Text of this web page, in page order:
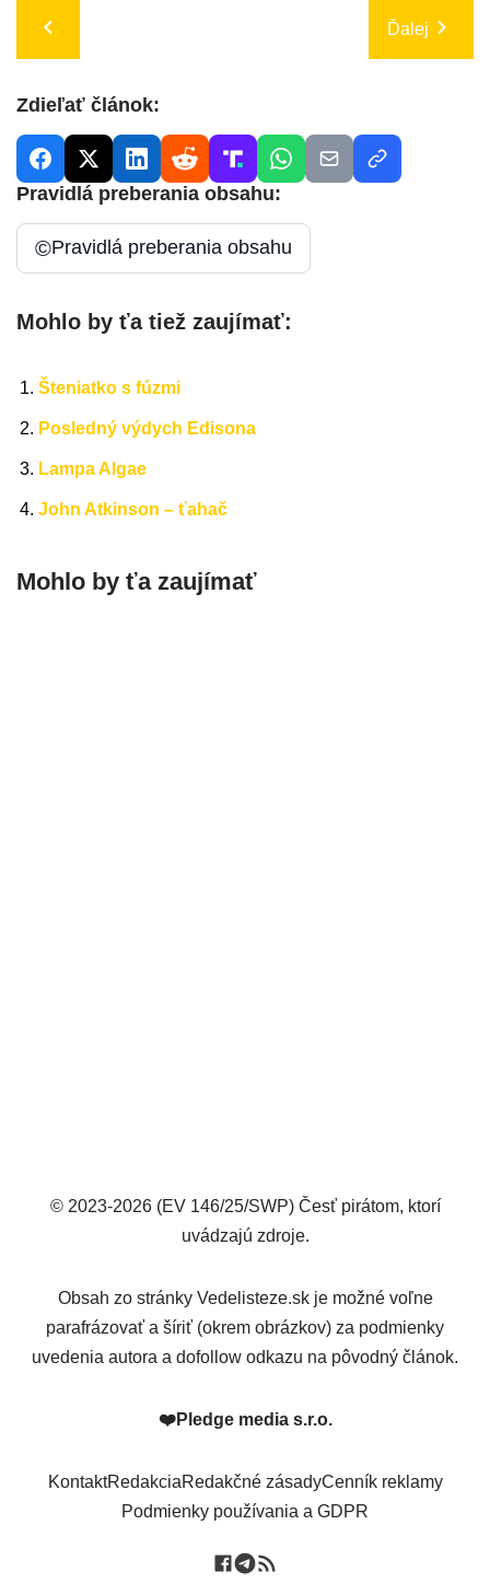
Ďalej
Zdieľať článok:
Pravidlá preberania obsahu:
©Pravidlá preberania obsahu
Mohlo by ťa tiež zaujímať:
Šteniatko s fúzmi
Posledný výdych Edisona
Lampa Algae
John Atkinson – ťahač
Mohlo by ťa zaujímať
© 2023-2026 (EV 146/25/SWP) Česť pirátom, ktorí
uvádzajú zdroje.
Obsah zo stránky Vedelisteze.sk je možné voľne
parafrázovať a šíriť (okrem obrázkov) za podmienky
uvedenia autora a dofollow odkazu na pôvodný článok.
❤️Pledge media s.r.o.
KontaktRedakciaRedakčné zásadyCenník reklamy
Podmienky používania a GDPR